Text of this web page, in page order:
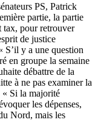
PS, Patrick
partie, la partie
tax, pour retrouver
de justice
S’il y a une question
en groupe la semaine
débattre de la
à ne pas examiner la
« Si la majorité
les dépenses,
Nord, mais les